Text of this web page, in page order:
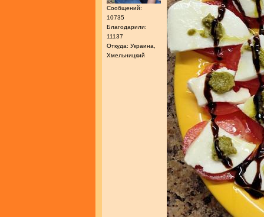
Сообщений:
10735
Благодарили:
11137
Откуда: Украина,
Хмельницкий